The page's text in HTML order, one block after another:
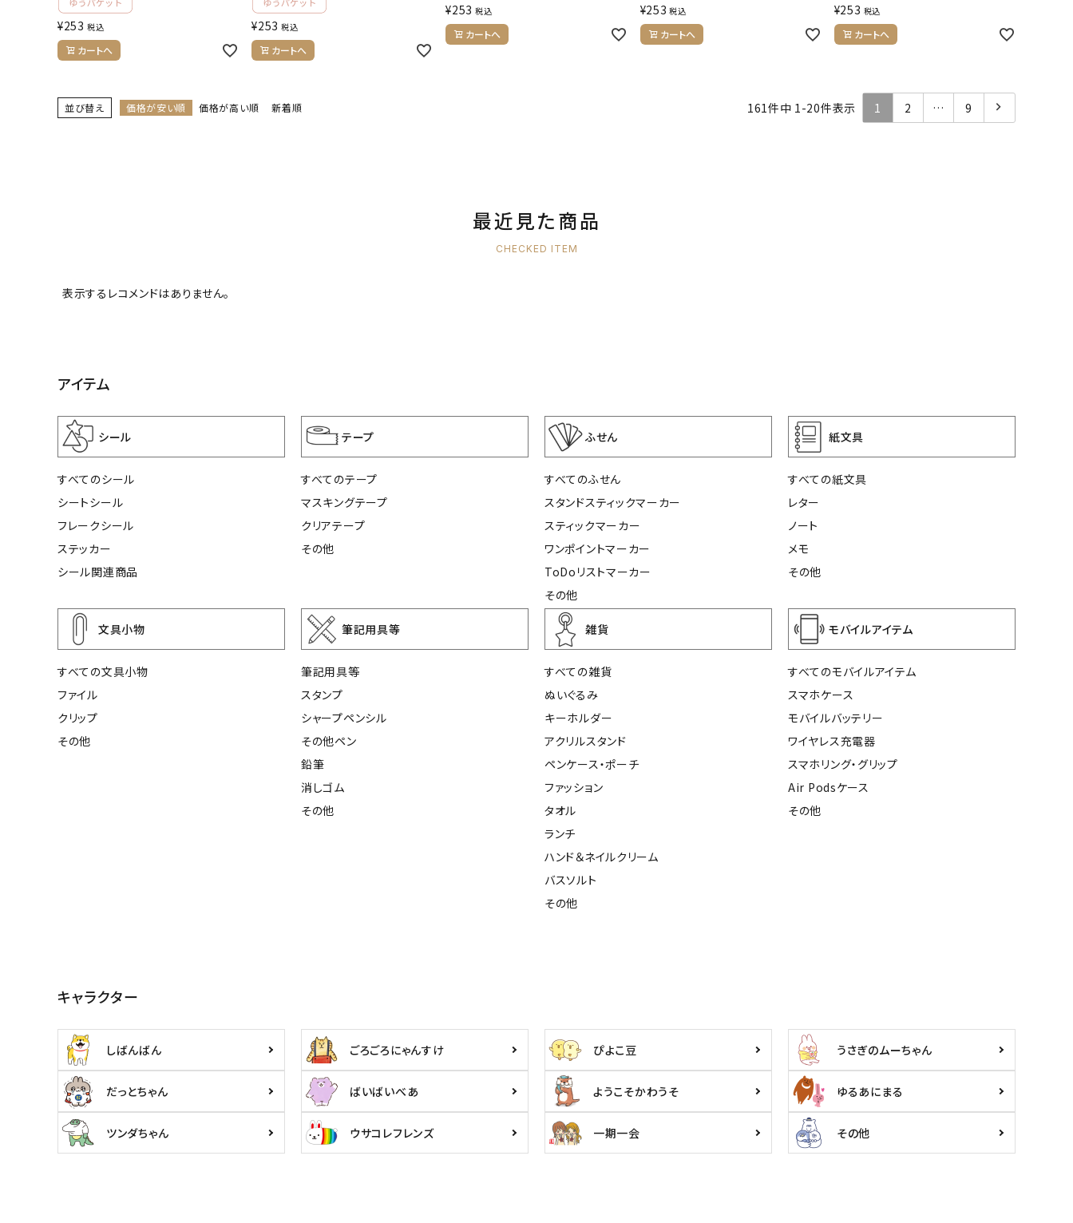
¥253 税込
カートへ
¥253 税込
カートへ
¥253 税込
カートへ
¥253 税込
カートへ
¥253 税込
カートへ
並び替え 価格が安い順 価格が高い順 新着順 161件中 1 -20件表示 1 2 … 9
最近見た商品
CHECKED ITEM
表示するレコメンドはありません。
アイテム
シール
すべてのシール
シートシール
フレークシール
ステッカー
シール関連商品
テープ
すべてのテープ
マスキングテープ
クリアテープ
その他
ふせん
すべてのふせん
スタンドスティックマーカー
スティックマーカー
ワンポイントマーカー
ToDoリストマーカー
その他
紙文具
すべての紙文具
レター
ノート
メモ
その他
文具小物
すべての文具小物
ファイル
クリップ
その他
筆記用具等
筆記用具等
スタンプ
シャープペンシル
その他ペン
鉛筆
消しゴム
その他
雑貨
すべての雑貨
ぬいぐるみ
キーホルダー
アクリルスタンド
ペンケース・ポーチ
ファッション
タオル
ランチ
ハンド＆ネイルクリーム
バスソルト
その他
モバイルアイテム
すべてのモバイルアイテム
スマホケース
モバイルバッテリー
ワイヤレス充電器
スマホリング・グリップ
Air Podsケース
その他
キャラクター
しばんばん ごろごろにゃんすけ ぴよこ豆 うさぎのムーちゃん
だっとちゃん ばいばいべあ ようこそかわうそ ゆるあにまる
ツンダちゃん ウサコレフレンズ 一期一会 その他